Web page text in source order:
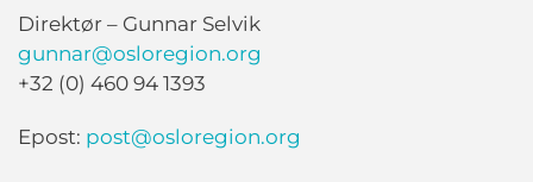
Direktør – Gunnar Selvik
gunnar@osloregion.org
+32 (0) 460 94 1393
Epost: post@osloregion.org